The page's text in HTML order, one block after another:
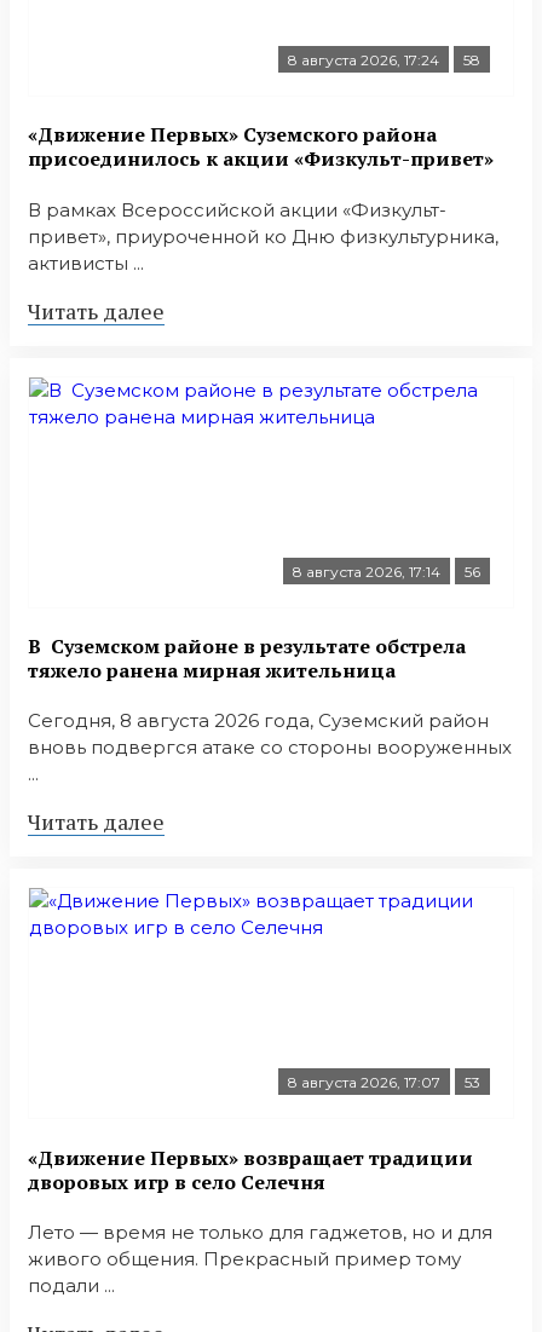
8 августа 2026, 17:24 58
«Движение Первых» Суземского района
присоединилось к акции «Физкульт-привет»
В рамках Всероссийской акции «Физкульт-
привет», приуроченной ко Дню физкультурника,
активисты ...
Читать далее
8 августа 2026, 17:14 56
В Суземском районе в результате обстрела
тяжело ранена мирная жительница
Сегодня, 8 августа 2026 года, Суземский район
вновь подвергся атаке со стороны вооруженных
...
Читать далее
8 августа 2026, 17:07 53
«Движение Первых» возвращает традиции
дворовых игр в село Селечня
Лето — время не только для гаджетов, но и для
живого общения. Прекрасный пример тому
подали ...